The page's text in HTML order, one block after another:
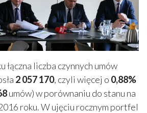
łączna liczba czynnych umów
2 057 170, czyli więcej o 0,88%
umów) w porównaniu do stanu na
roku. W ujęciu rocznym portfel